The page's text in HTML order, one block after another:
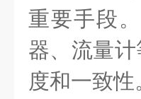
重要手段
器、流量
度和一致性